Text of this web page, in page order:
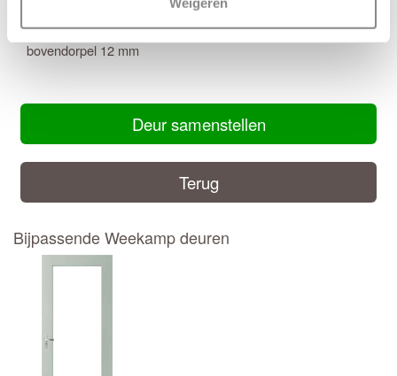
Inkortmogelijkheden stomp: Onderzijde 12 mm, zijstijlen en
bovendorpel 12 mm
Deur samenstellen
Terug
Bijpassende Weekamp deuren